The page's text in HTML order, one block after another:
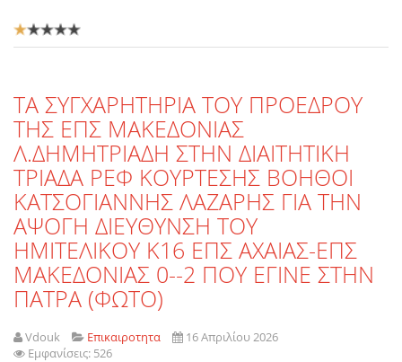
Αξιολόγηση
Χρήστη:1/5
TΑ ΣΥΓΧΑΡΗΤΗΡΙΑ ΤΟΥ ΠΡΟΕΔΡΟΥ
ΤΗΣ ΕΠΣ ΜΑΚΕΔΟΝΙΑΣ
Λ.ΔΗΜΗΤΡΙΑΔΗ ΣΤΗΝ ΔΙΑΙΤΗΤΙΚΗ
ΤΡΙΑΔΑ ΡΕΦ ΚΟΥΡΤΕΣΗΣ ΒΟΗΘΟΙ
ΚΑΤΣΟΓΙΑΝΝΗΣ ΛΑΖΑΡΗΣ ΓΙΑ ΤΗΝ
ΑΨΟΓΗ ΔΙΕΥΘΥΝΣΗ ΤΟΥ
ΗΜΙΤΕΛΙΚΟΥ Κ16 ΕΠΣ ΑΧΑΙΑΣ-ΕΠΣ
ΜΑΚΕΔΟΝΙΑΣ 0--2 ΠΟΥ ΕΓΙΝΕ ΣΤΗΝ
ΠΑΤΡΑ (ΦΩΤΟ)
Vdouk Επικαιροτητα
16 Απριλίου 2026
Εμφανίσεις: 526